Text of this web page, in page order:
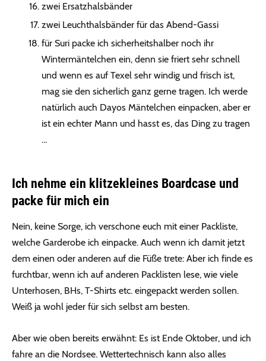
zwei Ersatzhalsbänder
zwei Leuchthalsbänder für das Abend-Gassi
für Suri packe ich sicherheitshalber noch ihr
Wintermäntelchen ein, denn sie friert sehr schnell
und wenn es auf Texel sehr windig und frisch ist,
mag sie den sicherlich ganz gerne tragen. Ich werde
natürlich auch Dayos Mäntelchen einpacken, aber er
ist ein echter Mann und hasst es, das Ding zu tragen
…
Ich nehme ein klitzekleines Boardcase und
packe für mich ein
Nein, keine Sorge, ich verschone euch mit einer Packliste,
welche Garderobe ich einpacke. Auch wenn ich damit jetzt
dem einen oder anderen auf die Füße trete: Aber ich finde es
furchtbar, wenn ich auf anderen Packlisten lese, wie viele
Unterhosen, BHs, T-Shirts etc. eingepackt werden sollen.
Weiß ja wohl jeder für sich selbst am besten.
Aber wie oben bereits erwähnt: Es ist Ende Oktober, und ich
fahre an die Nordsee. Wettertechnisch kann also alles